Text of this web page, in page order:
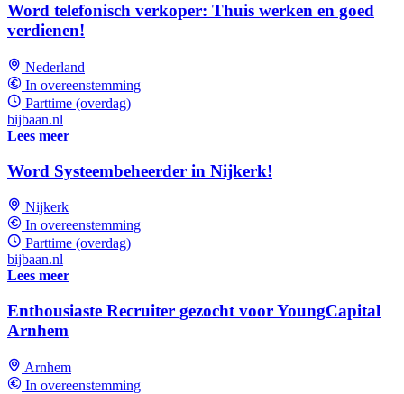
Word telefonisch verkoper: Thuis werken en goed
verdienen!
Nederland
In overeenstemming
Parttime (overdag)
bijbaan.nl
Lees meer
Word Systeembeheerder in Nijkerk!
Nijkerk
In overeenstemming
Parttime (overdag)
bijbaan.nl
Lees meer
Enthousiaste Recruiter gezocht voor YoungCapital
Arnhem
Arnhem
In overeenstemming